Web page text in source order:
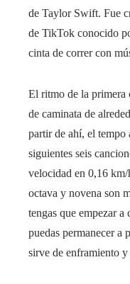
de Taylor Swift. Fue
de TikTok conocido
cinta de correr con
El ritmo de la primera
de caminata de
partir de ahí, el tempo
siguientes seis
velocidad en 0,16
octava y novena son
tengas que empezar
puedas permanecer a
sirve de enframiento y